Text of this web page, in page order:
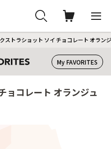
ストラショット ソイ チョコレート オラン
My FAVORITES
ョコレート オランジュ